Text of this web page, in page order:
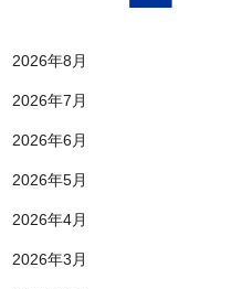
2026年8月
2026年7月
2026年6月
2026年5月
2026年4月
2026年3月